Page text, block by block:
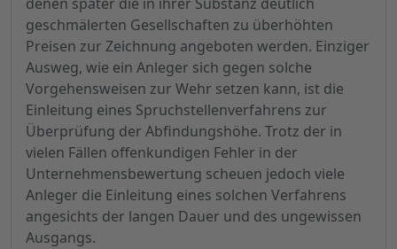
geschmälerten Gesellschaften zu überhöhten
Preisen zur Zeichnung angeboten werden. Einziger
Ausweg, wie ein Anleger sich gegen solche
Vorgehensweisen zur Wehr setzen kann, ist die
Einleitung eines Spruchstellenverfahrens zur
Überprüfung der Abfindungshöhe. Trotz der in
vielen Fällen offenkundigen Fehler in der
Unternehmensbewertung scheuen jedoch viele
Anleger die Einleitung eines solchen Verfahrens
angesichts der langen Dauer und des ungewissen
Ausgangs.